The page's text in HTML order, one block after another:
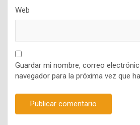
Web
Guardar mi nombre, correo
navegador para la próxima vez que